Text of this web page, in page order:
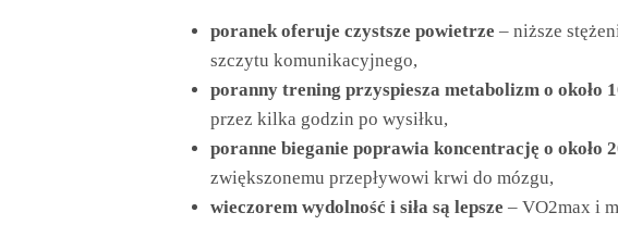
poranek oferuje czystsze powietrze – niższe
szczytu komunikacyjnego,
poranny trening przyspiesza metabolizm o około
przez kilka godzin po wysiłku,
poranne bieganie poprawia koncentrację o około
zwiększonemu przepływowi krwi do mózgu,
wieczorem wydolność i siła są lepsze – VO2max i